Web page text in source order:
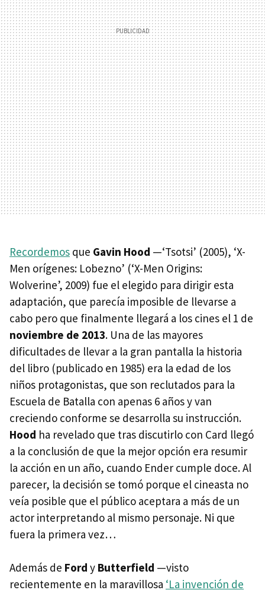
Recordemos que Gavin Hood —‘Tsotsi’ (2005), ‘X-
Men orígenes: Lobezno’ (‘X-Men Origins:
Wolverine’, 2009) fue el elegido para dirigir esta
adaptación, que parecía imposible de llevarse a
cabo pero que finalmente llegará a los cines el 1 de
noviembre de 2013. Una de las mayores
dificultades de llevar a la gran pantalla la historia
del libro (publicado en 1985) era la edad de los
niños protagonistas, que son reclutados para la
Escuela de Batalla con apenas 6 años y van
creciendo conforme se desarrolla su instrucción.
Hood ha revelado que tras discutirlo con Card llegó
a la conclusión de que la mejor opción era resumir
la acción en un año, cuando Ender cumple doce. Al
parecer, la decisión se tomó porque el cineasta no
veía posible que el público aceptara a más de un
actor interpretando al mismo personaje. Ni que
fuera la primera vez…
Además de Ford y Butterfield —visto
recientemente en la maravillosa ‘La invención de